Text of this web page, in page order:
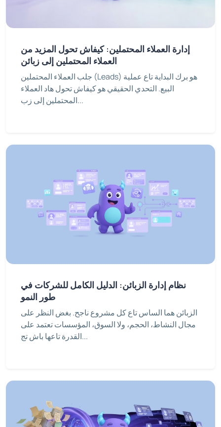
إدارة العملاء المحتملين: كيفاش تحول المزيد من
العملاء المحتملين إلى زبائن
جلب العملاء المحتملين (Leads) هو برك البداية تاع عملية
البيع. التحدي الحقيقي هو كيفاش تحول هاد العملاء
المحتملين إلى زب...
نظام إدارة الزبائن: الدليل الكامل للشركات في
طور النمو
الزبائن هما الساس تاع كل مشروع ناجح. بغض النظر على
مجال النشاط، الحجم، ولا السوق، المؤسسات تعتمد على
القدرة تاعها باش تج...